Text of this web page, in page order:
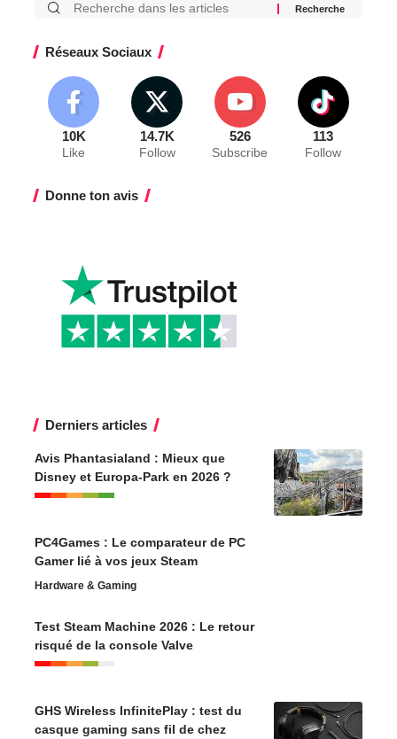
Réseaux Sociaux
10K
Like
14.7K
Follow
526
Subscribe
113
Follow
Donne ton avis
Derniers articles
Avis Phantasialand : Mieux que
Disney et Europa-Park en 2026 ?
PC4Games : Le comparateur de PC
Gamer lié à vos jeux Steam
Hardware & Gaming
Test Steam Machine 2026 : Le retour
risqué de la console Valve
GHS Wireless InfinitePlay : test du
casque gaming sans fil de chez